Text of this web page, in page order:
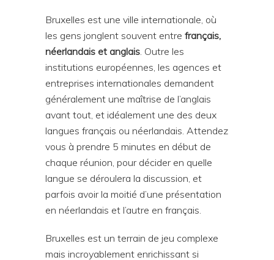
Bruxelles est une ville internationale, où
les gens jonglent souvent entre français,
néerlandais et anglais . Outre les
institutions européennes, les agences et
entreprises internationales demandent
généralement une maîtrise de l’anglais
avant tout, et idéalement une des deux
langues français ou néerlandais. Attendez
vous à prendre 5 minutes en début de
chaque réunion, pour décider en quelle
langue se déroulera la discussion, et
parfois avoir la moitié d’une présentation
en néerlandais et l’autre en français.
Bruxelles est un terrain de jeu complexe
mais incroyablement enrichissant si